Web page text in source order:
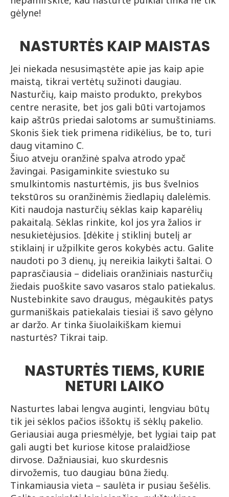
gėlyne!
NASTURTĖS KAIP MAISTAS
Jei niekada nesusimąstėte apie jas kaip apie
maistą, tikrai vertėtų sužinoti daugiau.
Nasturčių, kaip maisto produkto, prekybos
centre nerasite, bet jos gali būti vartojamos
kaip aštrūs priedai salotoms ar sumuštiniams.
Skonis šiek tiek primena ridikėlius, be to, turi
daug vitamino C.
Šiuo atveju oranžinė spalva atrodo ypač
žavingai. Pasigaminkite sviestuko su
smulkintomis nasturtėmis, jis bus švelnios
tekstūros su oranžinėmis žiedlapių dalelėmis.
Kiti naudoja nasturčių sėklas kaip kaparėlių
pakaitalą. Sėklas rinkite, kol jos yra žalios ir
nesukietėjusios. Įdėkite į stiklinį butelį ar
stiklainį ir užpilkite geros kokybės actu. Galite
naudoti po 3 dienų, jų nereikia laikyti šaltai. O
paprasčiausia – dideliais oranžiniais nasturčių
žiedais puoškite savo vasaros stalo patiekalus.
Nustebinkite savo draugus, mėgaukitės patys
gurmaniškais patiekalais tiesiai iš savo gėlyno
ar daržo. Ar tinka šiuolaikiškam kiemui
nasturtės? Tikrai taip.
NASTURTĖS TIEMS, KURIE
NETURI LAIKO
Nasturtes labai lengva auginti, lengviau būtų
tik jei sėklos pačios iššoktų iš sėklų pakelio.
Geriausiai auga priesmėlyje, bet lygiai taip pat
gali augti bet kuriose kitose pralaidžiose
dirvose. Dažniausiai, kuo skurdesnis
dirvožemis, tuo daugiau būna žiedų.
Tinkamiausia vieta – saulėta ir pusiau šešėlis.